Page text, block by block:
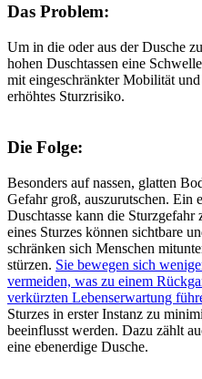
Das Problem:
Um in die oder aus der Dusche
hohen Duschtassen eine
mit eingeschränkter Mobilität
erhöhtes Sturzrisiko.
Die Folge:
Besonders auf nassen, glatten
Gefahr groß, auszurutschen. Ein
Duschtasse kann die
eines Sturzes können sichtbare
schränken sich Menschen
stürzen. Sie bewegen sich
vermeiden, was zu einem
verkürzten Lebenserwartung
Sturzes in erster Instanz zu
beeinflusst werden. Dazu zählt
eine ebenerdige Dusche.